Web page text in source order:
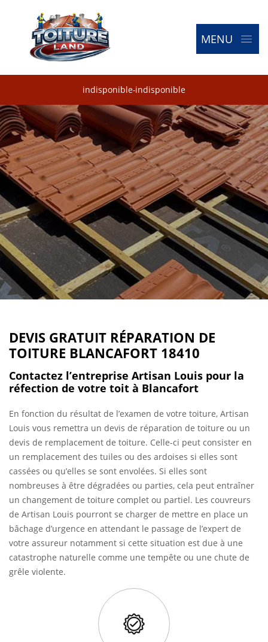
MENU
indisponible-indisponible
DEVIS GRATUIT RÉPARATION DE
TOITURE BLANCAFORT 18410
Contactez l’entreprise Artisan Louis pour la
réfection de votre toit à Blancafort
En fonction du résultat de l’examen de votre toiture, Artisan
Louis vous remettra un devis de réparation de toiture ou un
devis de remplacement de toiture. Celle-ci peut consister en
un remplacement des tuiles ou des ardoises si elles sont
cassées ou qu’elles se sont envolées. Si elles sont
nombreuses à être dégradées ou parties, cela peut entraîner
un changement de toiture complet ou partiel. Les couvreurs
de Artisan Louis pourront se charger de mettre en place un
bâchage d’urgence en attendant le passage de l’expert de
votre assureur notamment si cette situation est due à une
catastrophe naturelle comme une tempête ou une chute de
grêle violente.